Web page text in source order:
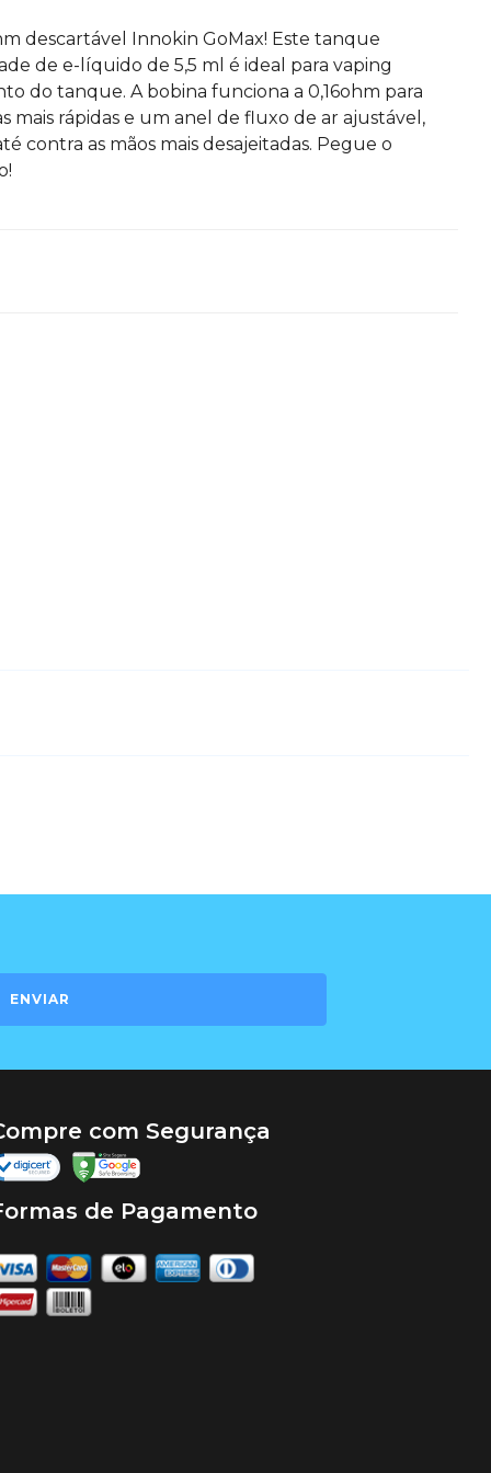
descartável Innokin GoMax! Este tanque
de e-líquido de 5,5 ml é ideal para vaping
do tanque. A bobina funciona a 0,16ohm para
rápidas e um anel de fluxo de ar ajustável,
contra as mãos mais desajeitadas. Pegue o
ENVIAR
com Segurança
de Pagamento